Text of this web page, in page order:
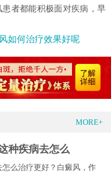
者都能积极面对疾病，早
如何治疗效果好呢
MORE+
种疾病去怎么
么治疗更好？白癜风，作